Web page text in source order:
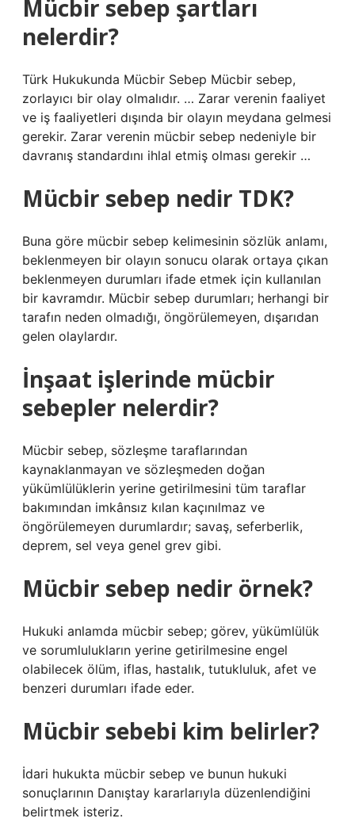
Mücbir sebep şartları
nelerdir?
Türk Hukukunda Mücbir Sebep Mücbir sebep,
zorlayıcı bir olay olmalıdır. … Zarar verenin faaliyet
ve iş faaliyetleri dışında bir olayın meydana gelmesi
gerekir. Zarar verenin mücbir sebep nedeniyle bir
davranış standardını ihlal etmiş olması gerekir …
Mücbir sebep nedir TDK?
Buna göre mücbir sebep kelimesinin sözlük anlamı,
beklenmeyen bir olayın sonucu olarak ortaya çıkan
beklenmeyen durumları ifade etmek için kullanılan
bir kavramdır. Mücbir sebep durumları; herhangi bir
tarafın neden olmadığı, öngörülemeyen, dışarıdan
gelen olaylardır.
İnşaat işlerinde mücbir
sebepler nelerdir?
Mücbir sebep, sözleşme taraflarından
kaynaklanmayan ve sözleşmeden doğan
yükümlülüklerin yerine getirilmesini tüm taraflar
bakımından imkânsız kılan kaçınılmaz ve
öngörülemeyen durumlardır; savaş, seferberlik,
deprem, sel veya genel grev gibi.
Mücbir sebep nedir örnek?
Hukuki anlamda mücbir sebep; görev, yükümlülük
ve sorumlulukların yerine getirilmesine engel
olabilecek ölüm, iflas, hastalık, tutukluluk, afet ve
benzeri durumları ifade eder.
Mücbir sebebi kim belirler?
İdari hukukta mücbir sebep ve bunun hukuki
sonuçlarının Danıştay kararlarıyla düzenlendiğini
belirtmek isteriz.